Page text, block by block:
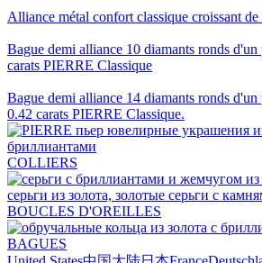
Alliance métal confort classique croissant
Bague demi alliance 10 diamants ronds
carats PIERRE Classique
Bague demi alliance 14 diamants ronds d'un
0.42 carats PIERRE Classique.
COLLIERS
BOUCLES D'OREILLES
BAGUES